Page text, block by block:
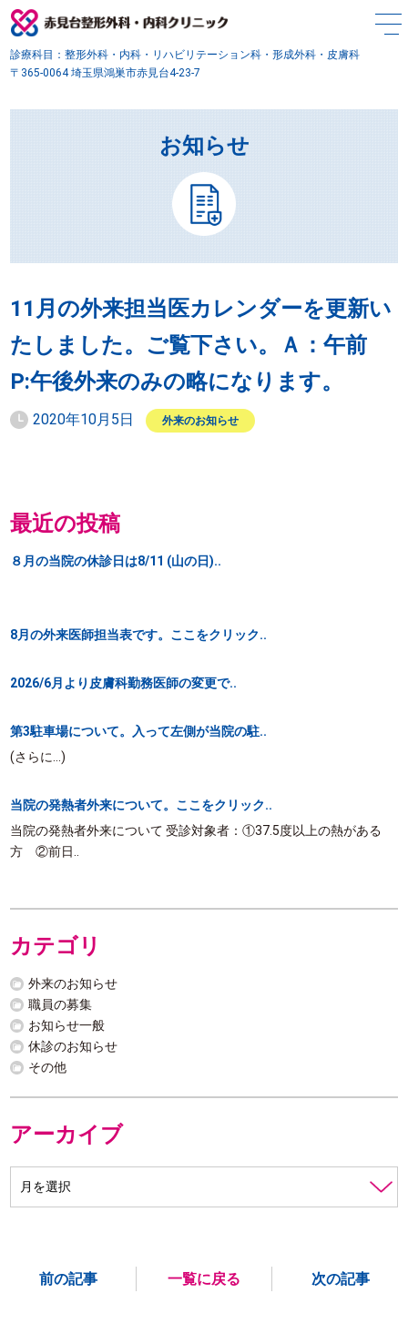
診療科目：整形外科・内科・リハビリテーション科・形成外科・皮膚科
〒365-0064 埼玉県鴻巣市赤見台4-23-7
お知らせ
11月の外来担当医カレンダーを更新い
たしました。ご覧下さい。Ａ：午前
P:午後外来のみの略になります。
2020年10月5日 外来のお知らせ
最近の投稿
８月の当院の休診日は8/11 (山の日)..
8月の外来医師担当表です。ここをクリック..
2026/6月より皮膚科勤務医師の変更で..
第3駐車場について。入って左側が当院の駐..
(さらに…)
当院の発熱者外来について。ここをクリック..
当院の発熱者外来について 受診対象者：①37.5度以上の熱がある
方 ②前日..
カテゴリ
外来のお知らせ
職員の募集
お知らせ一般
休診のお知らせ
その他
アーカイブ
前の記事 一覧に戻る 次の記事